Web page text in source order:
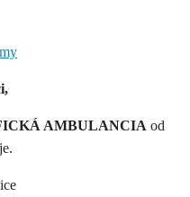
AMBULANCIA od